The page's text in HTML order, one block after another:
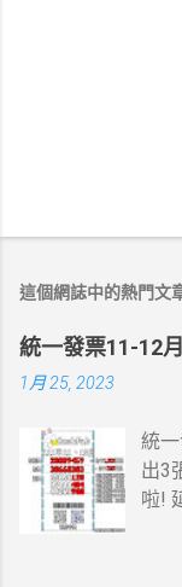
這個網誌中的熱門文
統一發票11-12
1月 25, 2023
統
出3
啦!
萬